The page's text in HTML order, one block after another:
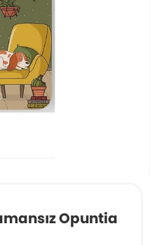
Opuntia